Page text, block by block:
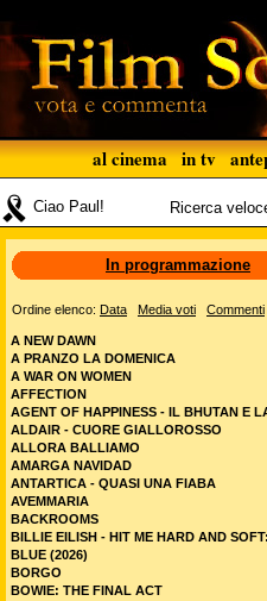
al cinema in tv
Ciao Paul! Ricerca
In programmazione
Ordine elenco: Data Media voti Commenti
A NEW DAWN
A PRANZO LA DOMENICA
A WAR ON WOMEN
AFFECTION
AGENT OF HAPPINESS - IL BHUTAN E
ALDAIR - CUORE GIALLOROSSO
ALLORA BALLIAMO
AMARGA NAVIDAD
ANTARTICA - QUASI UNA FIABA
AVEMMARIA
BACKROOMS
BILLIE EILISH - HIT ME HARD AND
BLUE (2026)
BORGO
BOWIE: THE FINAL ACT